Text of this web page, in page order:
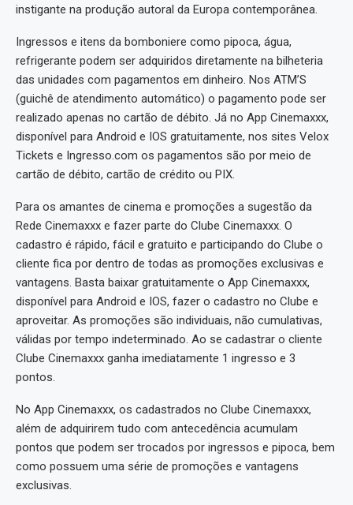
instigante na produção autoral da Europa contemporânea.
Ingressos e itens da bomboniere como pipoca, água,
refrigerante podem ser adquiridos diretamente na bilheteria
das unidades com pagamentos em dinheiro. Nos ATM’S
(guichê de atendimento automático) o pagamento pode ser
realizado apenas no cartão de débito. Já no App Cinemaxxx,
disponível para Android e IOS gratuitamente, nos sites Velox
Tickets e Ingresso.com os pagamentos são por meio de
cartão de débito, cartão de crédito ou PIX.
Para os amantes de cinema e promoções a sugestão da
Rede Cinemaxxx e fazer parte do Clube Cinemaxxx. O
cadastro é rápido, fácil e gratuito e participando do Clube o
cliente fica por dentro de todas as promoções exclusivas e
vantagens. Basta baixar gratuitamente o App Cinemaxxx,
disponível para Android e IOS, fazer o cadastro no Clube e
aproveitar. As promoções são individuais, não cumulativas,
válidas por tempo indeterminado. Ao se cadastrar o cliente
Clube Cinemaxxx ganha imediatamente 1 ingresso e 3
pontos.
No App Cinemaxxx, os cadastrados no Clube Cinemaxxx,
além de adquirirem tudo com antecedência acumulam
pontos que podem ser trocados por ingressos e pipoca, bem
como possuem uma série de promoções e vantagens
exclusivas.